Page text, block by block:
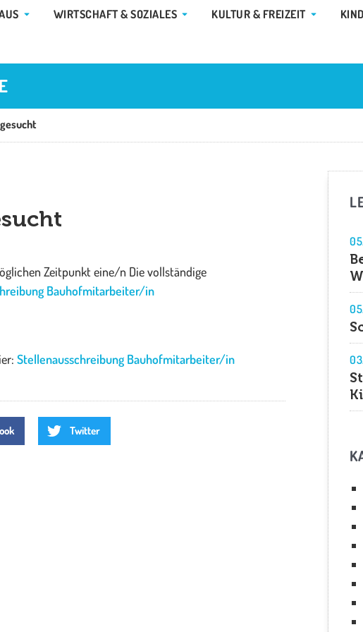
ÖFFNE GEMEINDE & RATHAUS
WIRTSCHAFT & SOZIALES ÖFFNE WIRTSCHAFT & SOZIALES
KULTUR & FREIZEIT ÖFFNE
Zeitpunkt eine/n Die vollständige
Bauhofmitarbeiter/in
Stellenausschreibung Bauhofmitarbeiter/in
Twitter